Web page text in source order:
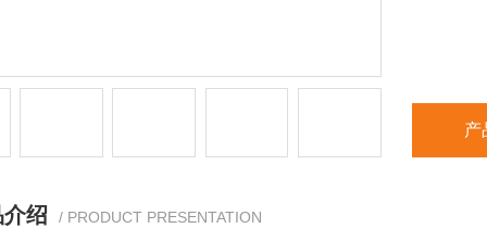
产
绍 / PRODUCT PRESENTATION